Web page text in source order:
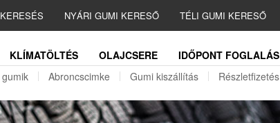
KERESÉS NYÁRI GUMI KERESŐ TÉLI GUMI KERESŐ
KLÍMATÖLTÉS OLAJCSERE
IDŐPONT FOGLALÁS
Abroncscimke Gumi kiszállítás Részletfizetés